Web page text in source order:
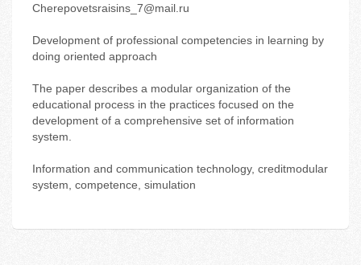
Cherepovetsraisins_7@mail.ru
Development of professional competencies in learning by
doing oriented approach
The paper describes a modular organization of the
educational process in the practices focused on the
development of a comprehensive set of information
system.
Information and communication technology, creditmodular
system, competence, simulation